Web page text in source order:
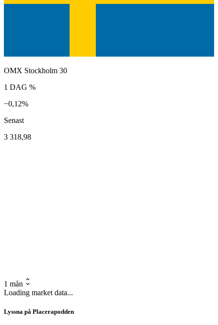
OMX Stockholm 30
1 DAG %
−0,12%
Senast
3 318,98
1 mån
Loading market data...
Lyssna på Placerapodden